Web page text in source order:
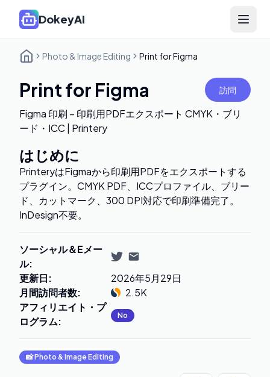
DokeyAI Open
Photo & Image Editing Print for Figma
Print for Figma 訪問
Figma 印刷 – 印刷用PDFエクスポート CMYK・ブリ
ード・ICC | Printery
はじめに
PrinteryはFigmaから印刷用PDFをエクスポートする
プラグイン。CMYK PDF、ICCプロファイル、ブリー
ド、カットマーク、300 DPI対応で印刷準備完了。
InDesign不要。
ソーシャル＆Eメー
ル:
更新日:
2026年5月29日
月間訪問者数:
2.5K
アフィリエイト・プ
ログラム: No
📸Photo & Image Editing